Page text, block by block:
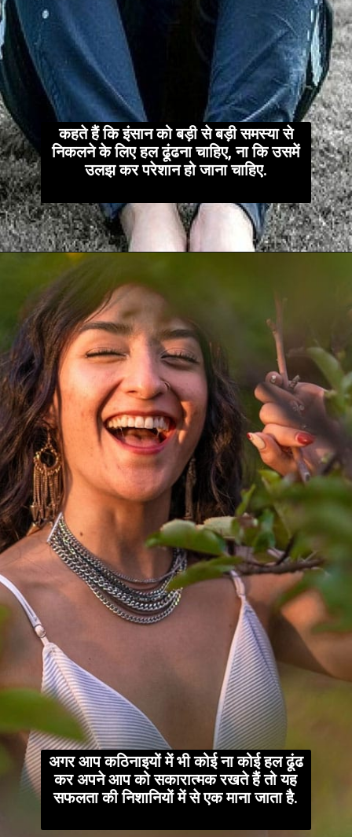
कहते हैं कि इंसान को बड़ी से बड़ी समस्या से
निकलने के लिए हल ढूंढना चाहिए, ना कि उसमें
अगर आप कठिनाइयों में भी कोई ना कोई हल ढूंढ
कर अपने आप को सकारात्मक रखते हैं तो यह